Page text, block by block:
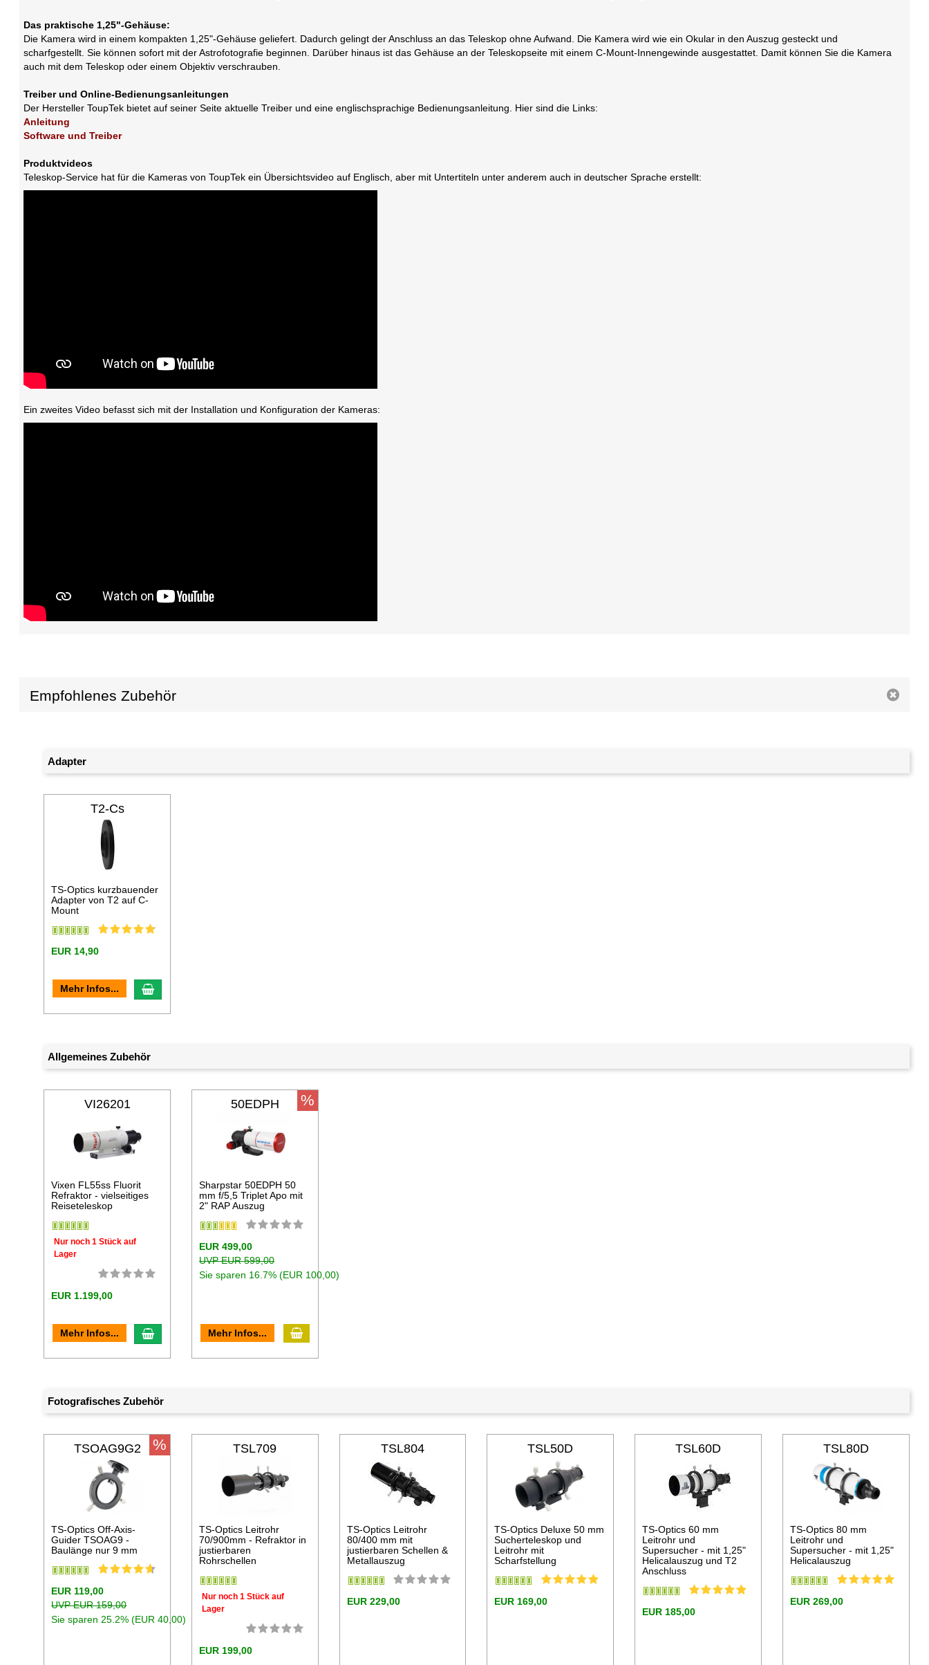
Das praktische 1,25"-Gehäuse:
Die Kamera wird in einem kompakten 1,25"-Gehäuse geliefert. Dadurch gelingt der Anschluss an das Teleskop ohne Aufwand. Die Kamera wird wie ein Okular in den Auszug gesteckt und
scharfgestellt. Sie können sofort mit der Astrofotografie beginnen. Darüber hinaus ist das Gehäuse an der Teleskopseite mit einem C-Mount-Innengewinde ausgestattet. Damit können Sie die Kamera
auch mit dem Teleskop oder einem Objektiv verschrauben.
Treiber und Online-Bedienungsanleitungen
Der Hersteller ToupTek bietet auf seiner Seite aktuelle Treiber und eine englischsprachige Bedienungsanleitung. Hier sind die Links:
Anleitung
Software und Treiber
Produktvideos
Teleskop-Service hat für die Kameras von ToupTek ein Übersichtsvideo auf Englisch, aber mit Untertiteln unter anderem auch in deutscher Sprache erstellt:
Ein zweites Video befasst sich mit der Installation und Konfiguration der Kameras:
Empfohlenes Zubehör
Adapter
T2-Cs
TS-Optics kurzbauender
Adapter von T2 auf C-
Mount
EUR 14,90
Mehr Infos... In den Warenkorb
Allgemeines Zubehör
VI26201
Vixen FL55ss Fluorit
Refraktor - vielseitiges
Reiseteleskop
Nur noch 1 Stück auf
Lager
EUR 1.199,00
Mehr Infos... In den Warenkorb
50EDPH
Sharpstar 50EDPH 50
mm f/5,5 Triplet Apo mit
2" RAP Auszug
EUR 499,00
UVP EUR 599,00
Sie sparen 16.7% (EUR 100,00)
Mehr Infos... In den Warenkorb
%
Fotografisches Zubehör
TSOAG9G2
TS-Optics Off-Axis-
Guider TSOAG9 -
Baulänge nur 9 mm
EUR 119,00
UVP EUR 159,00
Sie sparen 25.2% (EUR 40,00)
% TSL709
TS-Optics Leitrohr
70/900mm - Refraktor in
justierbaren
Rohrschellen
Nur noch 1 Stück auf
Lager
EUR 199,00
TSL804
TS-Optics Leitrohr
80/400 mm mit
justierbaren Schellen &
Metallauszug
EUR 229,00
TSL50D
TS-Optics Deluxe 50 mm
Sucherteleskop und
Leitrohr mit
Scharfstellung
EUR 169,00
TSL60D
TS-Optics 60 mm
Leitrohr und
Supersucher - mit 1,25"
Helicalauszug und T2
Anschluss
EUR 185,00
TSL80D
TS-Optics 80 mm
Leitrohr und
Supersucher - mit 1,25"
Helicalauszug
EUR 269,00